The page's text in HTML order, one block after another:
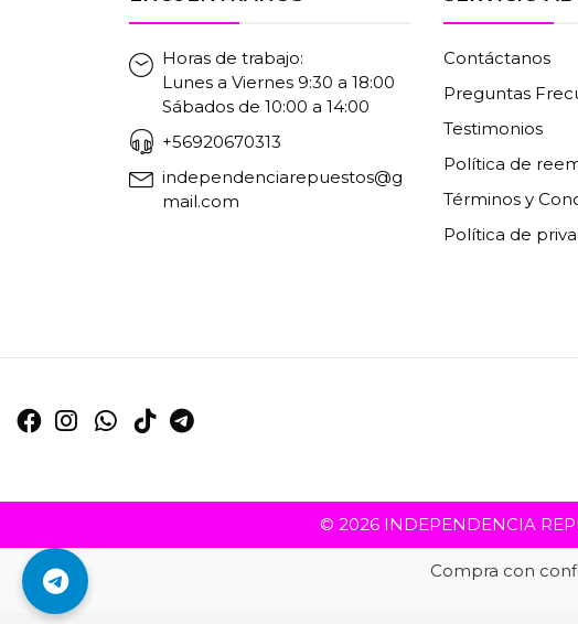
Horas de trabajo:
Lunes a Viernes 9:30 a 18:00
Sábados de 10:00 a 14:00
+56920670313
independenciarepuestos@g
mail.com
Contáctanos
Preguntas
Testimonios
Política de
Términos y
Política de
© 2026 INDEPENDENCIA
Compra con